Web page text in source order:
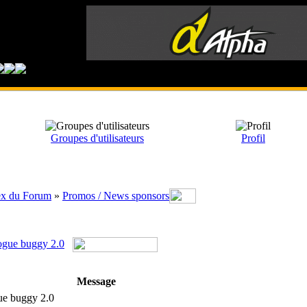
Groupes d'utilisateurs Profil
du Forum » Promos / News sponsors
buggy 2.0
Message
buggy 2.0